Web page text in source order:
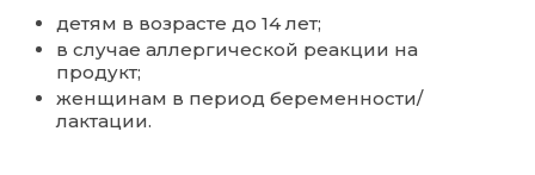
детям в возрасте до 14 лет;
в случае аллергической реакции на
продукт;
женщинам в период беременности/
лактации.